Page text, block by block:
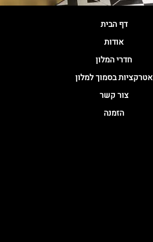
דף הבית
אודות
חדרי המלון
אטרקציות בסמוך למלון
צור קשר
הזמנה